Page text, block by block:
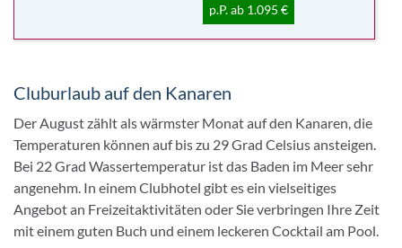
p.P. ab 1.095 €
Cluburlaub auf den Kanaren
Der August zählt als wärmster Monat auf den Kanaren, die
Temperaturen können auf bis zu 29 Grad Celsius ansteigen.
Bei 22 Grad Wassertemperatur ist das Baden im Meer sehr
angenehm. In einem Clubhotel gibt es ein vielseitiges
Angebot an Freizeitaktivitäten oder Sie verbringen Ihre Zeit
mit einem guten Buch und einem leckeren Cocktail am Pool.